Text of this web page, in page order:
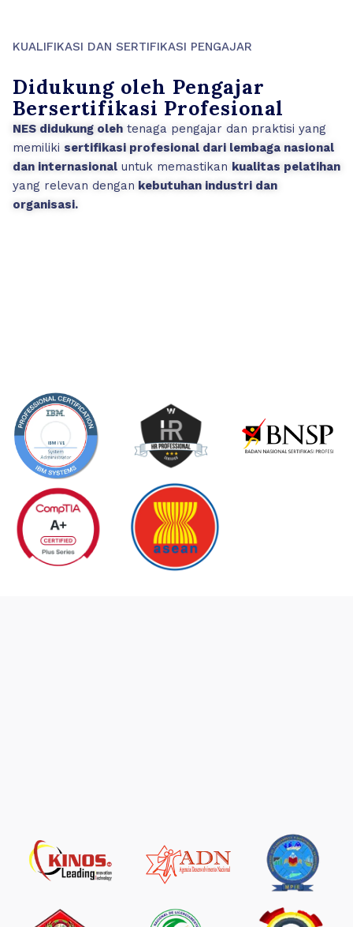
KUALIFIKASI DAN SERTIFIKASI PENGAJAR
Didukung oleh Pengajar
Bersertifikasi Profesional
NES didukung oleh tenaga pengajar dan praktisi yang
memiliki sertifikasi profesional dari lembaga nasional
dan internasional untuk memastikan kualitas pelatihan
yang relevan dengan kebutuhan industri dan
organisasi.